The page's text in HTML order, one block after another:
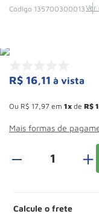
135700300013Ver
R$ 16,11 à vista
Ou R$ 17 97 em 1 de R$
Mais formas de
＋
Calcule o frete
8 Talha
9º Rodizio
10 º Paleteira